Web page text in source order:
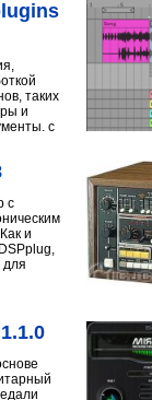
таких
и
с
с
и
для